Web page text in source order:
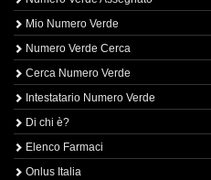
Mio Numero Verde
Numero Verde Cerca
Cerca Numero Verde
Intestatario Numero Verde
Di chi è?
Elenco Farmaci
Onlus Italia